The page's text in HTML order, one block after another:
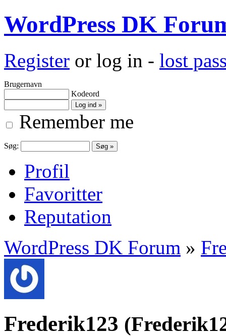
WordPress DK
Register or log in - lost
Brugernavn
Kodeord
Remember me
Søg:
Profil
Favoritter
Reputation
WordPress DK Forum »
Frederik123 (